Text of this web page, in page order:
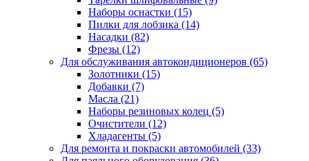
Наборы оснастки (15)
Пилки для лобзика (14)
Насадки (82)
Фрезы (12)
Для обслуживания автокондиционеров (65)
Золотники (15)
Добавки (7)
Масла (21)
Наборы резиновых колец (5)
Очистители (12)
Хладагенты (5)
Для ремонта и покраски автомобилей (33)